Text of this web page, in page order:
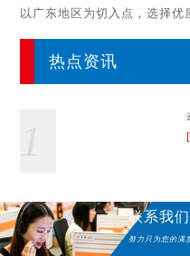
热点资讯
联系我们
努力只为您的满